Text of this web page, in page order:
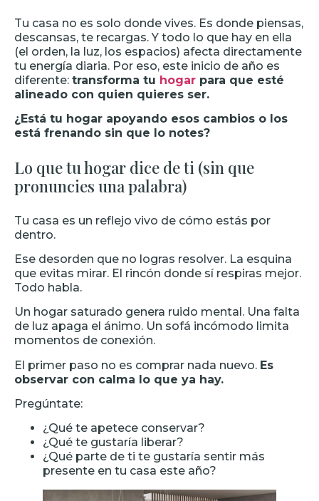
Tu casa no es solo donde vives. Es donde piensas,
descansas, te recargas. Y todo lo que hay en ella
(el orden, la luz, los espacios) afecta directamente
tu energía diaria. Por eso, este inicio de año es
diferente: transforma tu hogar para que esté
alineado con quien quieres ser.
¿Está tu hogar apoyando esos cambios o los
está frenando sin que lo notes?
Lo que tu hogar dice de ti (sin que
pronuncies una palabra)
Tu casa es un reflejo vivo de cómo estás por
dentro.
Ese desorden que no logras resolver. La esquina
que evitas mirar. El rincón donde sí respiras mejor.
Todo habla.
Un hogar saturado genera ruido mental. Una falta
de luz apaga el ánimo. Un sofá incómodo limita
momentos de conexión.
El primer paso no es comprar nada nuevo. Es
observar con calma lo que ya hay.
Pregúntate:
¿Qué te apetece conservar?
¿Qué te gustaría liberar?
¿Qué parte de ti te gustaría sentir más
presente en tu casa este año?